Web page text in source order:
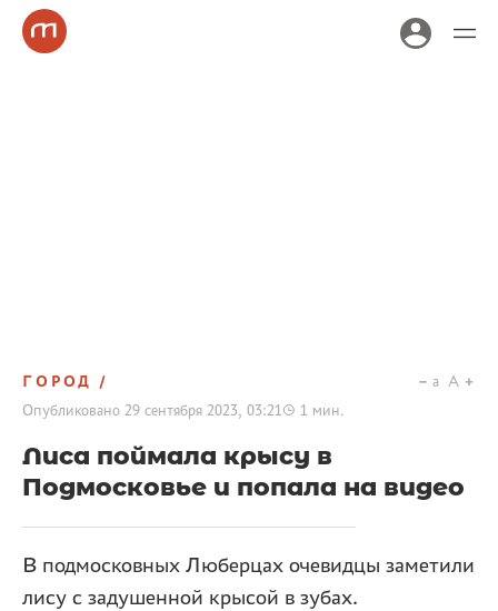
ГОРОД
Опубликовано 29 сентября 2023, 03:21 1 мин.
a A
Лиса поймала крысу в
Подмосковье и попала на видео
В подмосковных Люберцах очевидцы заметили
лису с задушенной крысой в зубах.